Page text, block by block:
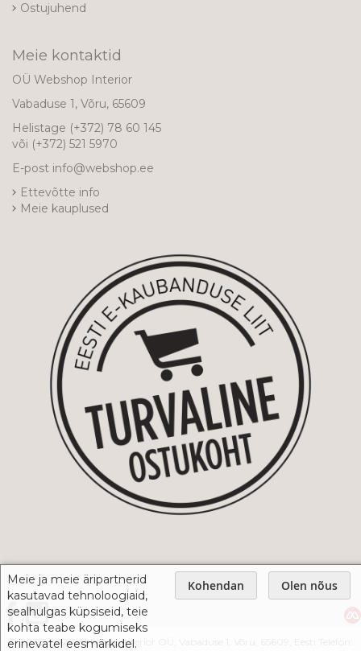
Meie ja meie äripartnerid
kasutavad tehnoloogiaid,
sealhulgas küpsiseid, teie
kohta teabe kogumiseks
erinevatel eesmärkidel.
Kohendan Olen nõus
Ostujuhend
Meie kontaktid
OÜ Webshop Interior
Vabaduse 1, Võru, 65609
Helistage (+372) 78 60 145
või (+372) 521 5970
E-post info@webshop.ee
Ettevõtte info
Meie kauplused
© 2005-2026 Webshop Interior OÜ, Vabaduse 1, Võru, 65609, Eesti Telefon: